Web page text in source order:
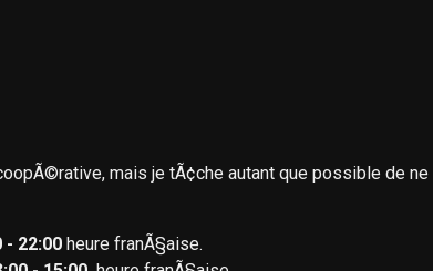
mais je tÃ¢che autant que possible de
- 22:00 heure franÃ§aise.